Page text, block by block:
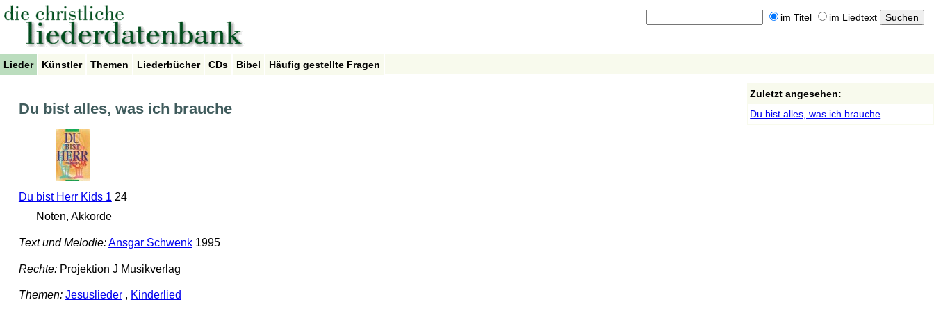
im Titel im Liedtext
Lieder Künstler Themen Liederbücher CDs Bibel Häufig gestellte Fragen
Du bist alles, was ich brauche
Du bist Herr Kids 124
Noten, Akkorde
Text und Melodie:Ansgar Schwenk1995
Rechte:Projektion J Musikverlag
Themen: Jesuslieder, Kinderlied
Zuletzt angesehen:
Du bist alles, was ich brauche